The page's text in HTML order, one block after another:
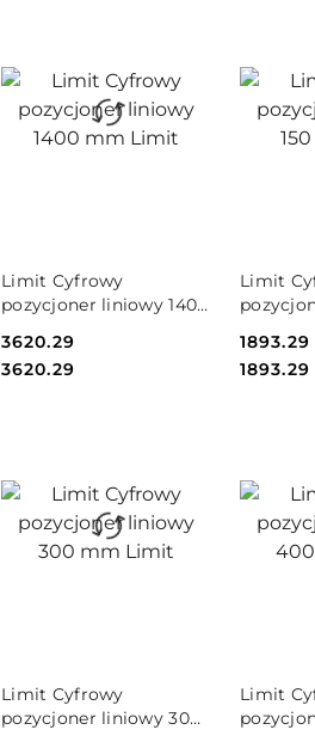
Limit Cyfrowy
pozycjoner liniowy 1400
Cena:
3620.29
Cena:
3620.29
DO KOSZYKA
Limit
Cena:
1893.29
Cena:
1893.29
Limit Cyfrowy
pozycjoner liniowy 300
DO KOSZYKA
Limit